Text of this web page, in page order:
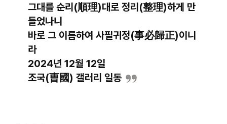
그대를 순리(順理)대로 정리(整理)하게 만
들었나니
바로 그 이름하여 사필귀정(事必歸正)이니
라
2024년 12월 12일
조국(曺國) 갤러리 일동